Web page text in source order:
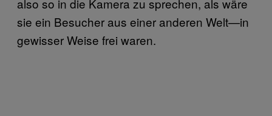
sie ein Besucher aus einer anderen Welt—in
gewisser Weise frei waren.